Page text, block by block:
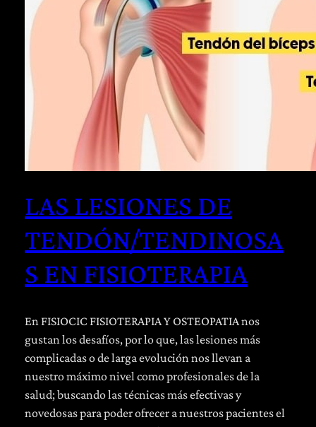
LAS LESIONES DE
TENDÓN/TENDINOSA
S EN FISIOTERAPIA
En FISIOCIC FISIOTERAPIA Y OSTEOPATIA nos
gustan los desafíos, por lo que, las lesiones más
complicadas o de larga evolución nos llevan a
nuestro máximo nivel como profesionales de la
salud; buscando las técnicas más efectivas y
novedosas para poder ofrecer a nuestros pacientes el